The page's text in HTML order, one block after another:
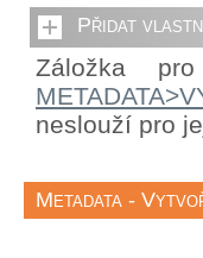
Přidat
Záložka
neslouží pro
Metadata -